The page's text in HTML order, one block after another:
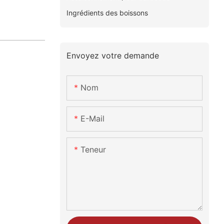
Ingrédients des boissons
Envoyez votre demande
Nom
E-Mail
Teneur